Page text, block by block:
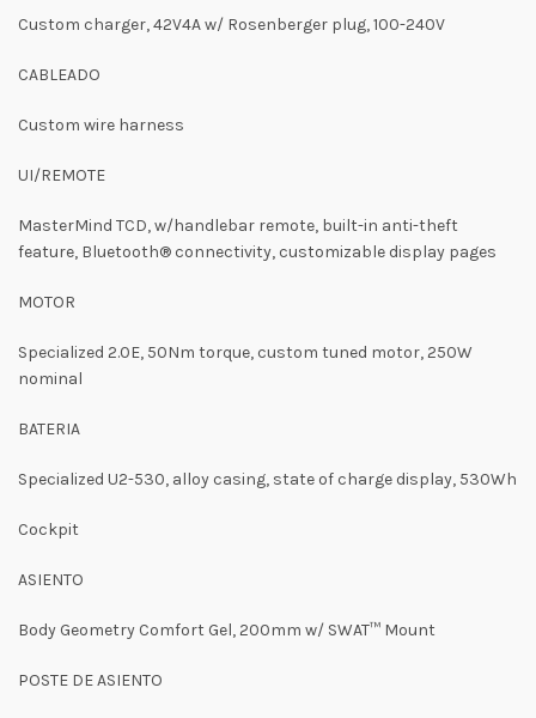
Custom charger, 42V4A w/ Rosenberger plug, 100-240V
CABLEADO
Custom wire harness
UI/REMOTE
MasterMind TCD, w/handlebar remote, built-in anti-theft
feature, Bluetooth® connectivity, customizable display pages
MOTOR
Specialized 2.0E, 50Nm torque, custom tuned motor, 250W
nominal
BATERIA
Specialized U2-530, alloy casing, state of charge display, 530Wh
Cockpit
ASIENTO
Body Geometry Comfort Gel, 200mm w/ SWAT™ Mount
POSTE DE ASIENTO